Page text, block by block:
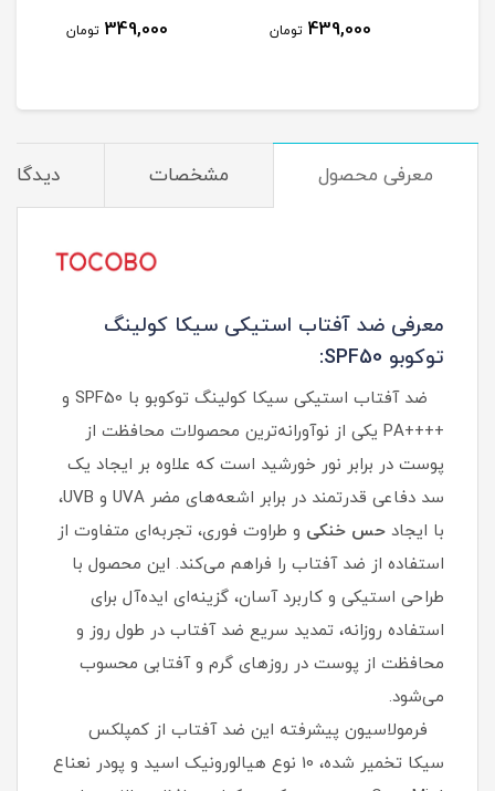
439,000 تومان 349,000 تومان
معرفی محصول مشخصات
معرفی ضد آفتاب استیکی سیکا کولینگ
توکوبو SPF50:
ضد آفتاب استیکی سیکا کولینگ توکوبو با SPF50 و
++++PA یکی از نوآورانه‌ترین محصولات محافظت از
پوست در برابر نور خورشید است که علاوه بر ایجاد یک
سد دفاعی قدرتمند در برابر اشعه‌های مضر UVA و UVB،
با ایجاد حس خنکی و طراوت فوری، تجربه‌ای متفاوت از
استفاده از ضد آفتاب را فراهم می‌کند. این محصول با
طراحی استیکی و کاربرد آسان، گزینه‌ای ایده‌آل برای
استفاده روزانه، تمدید سریع ضد آفتاب در طول روز و
محافظت از پوست در روزهای گرم و آفتابی محسوب
می‌شود.
فرمولاسیون پیشرفته این ضد آفتاب از کمپلکس
سیکا تخمیر شده، 10 نوع هیالورونیک اسید و پودر نعناع